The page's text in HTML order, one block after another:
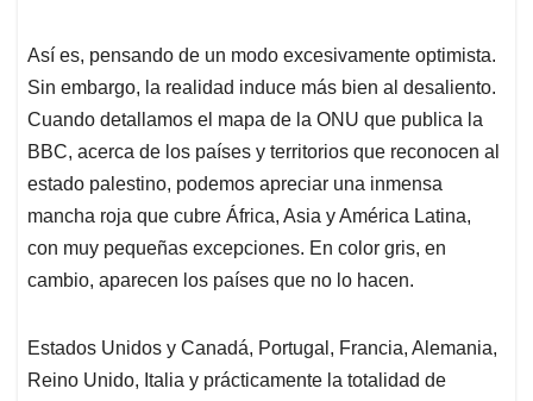
Así es, pensando de un modo excesivamente optimista.
Sin embargo, la realidad induce más bien al desaliento.
Cuando detallamos el mapa de la ONU que publica la
BBC, acerca de los países y territorios que reconocen al
estado palestino, podemos apreciar una inmensa
mancha roja que cubre África, Asia y América Latina,
con muy pequeñas excepciones. En color gris, en
cambio, aparecen los países que no lo hacen.
Estados Unidos y Canadá, Portugal, Francia, Alemania,
Reino Unido, Italia y prácticamente la totalidad de